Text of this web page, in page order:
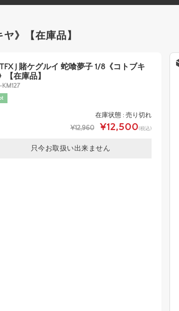
》【在庫品】
J 賭ケグルイ 蛇喰夢子 1/8《コトブキ
【在庫品】
KM127
在庫状態 : 売り切れ
¥12,960 ¥12,500(税込)
只今お取扱い出来ません